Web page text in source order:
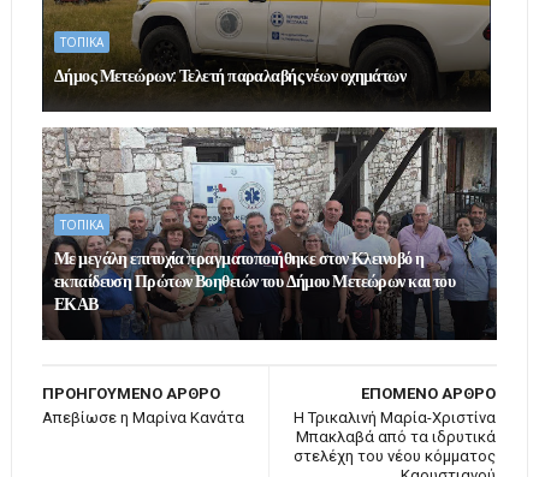
ΤΟΠΙΚΑ
Δήμος Μετεώρων: Τελετή παραλαβής νέων οχημάτων
ΤΟΠΙΚΑ
Με μεγάλη επιτυχία πραγματοποιήθηκε στον Κλεινοβό η
εκπαίδευση Πρώτων Βοηθειών του Δήμου Μετεώρων και του
ΕΚΑΒ
ΕΠΟΜΕΝΟ ΑΡΘΡΟ
Η Τρικαλινή Μαρία-Χριστίνα
Μπακλαβά από τα ιδρυτικά
στελέχη του νέου κόμματος
ΠΡΟΗΓΟΥΜΕΝΟ ΑΡΘΡΟ
Απεβίωσε η Μαρίνα Κανάτα